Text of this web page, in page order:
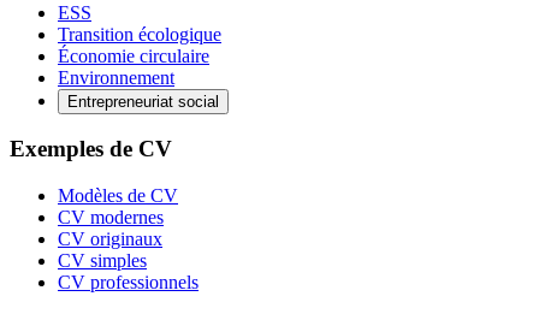
ESS
Transition écologique
Économie circulaire
Environnement
Entrepreneuriat social
Exemples de CV
Modèles de CV
CV modernes
CV originaux
CV simples
CV professionnels